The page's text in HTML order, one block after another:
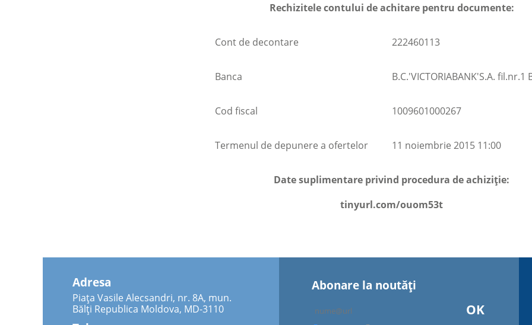
Rechizitele contului de achitare pentru documente:
Cont de decontare 222460113
Banca B.C.'VICTORIABANK'S.A. fil.nr.1
Cod fiscal 1009601000267
Termenul de depunere a ofertelor 11 noiembrie 2015 11:00
Date suplimentare privind procedura de achiziție:
tinyurl.com/ouom53t
Adresa
Piața Vasile Alecsandri, nr. 8A, mun.
Bălți Republica Moldova, MD-3110
Abonare la noutăţi
OK